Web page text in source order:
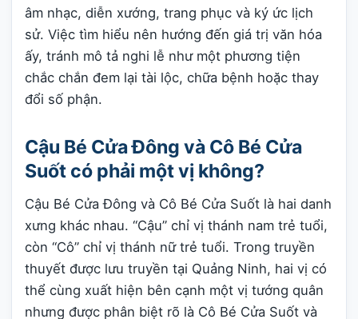
âm nhạc, diễn xướng, trang phục và ký ức lịch
sử. Việc tìm hiểu nên hướng đến giá trị văn hóa
ấy, tránh mô tả nghi lễ như một phương tiện
chắc chắn đem lại tài lộc, chữa bệnh hoặc thay
đổi số phận.
Cậu Bé Cửa Đông và Cô Bé Cửa
Suốt có phải một vị không?
Cậu Bé Cửa Đông và Cô Bé Cửa Suốt là hai danh
xưng khác nhau. “Cậu” chỉ vị thánh nam trẻ tuổi,
còn “Cô” chỉ vị thánh nữ trẻ tuổi. Trong truyền
thuyết được lưu truyền tại Quảng Ninh, hai vị có
thể cùng xuất hiện bên cạnh một vị tướng quân
nhưng được phân biệt rõ là Cô Bé Cửa Suốt và